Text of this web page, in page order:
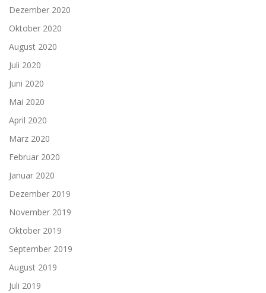
Dezember 2020
Oktober 2020
August 2020
Juli 2020
Juni 2020
Mai 2020
April 2020
März 2020
Februar 2020
Januar 2020
Dezember 2019
November 2019
Oktober 2019
September 2019
August 2019
Juli 2019